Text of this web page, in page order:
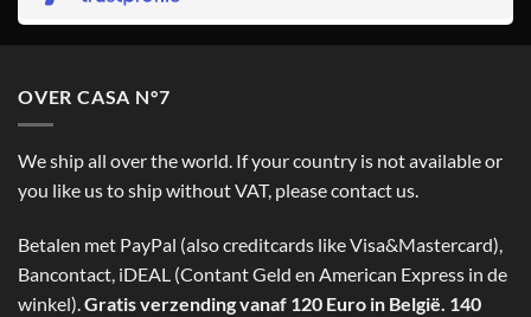
OVER CASA N°7
We ship all over the world. If your country is not available or
you like us to ship without VAT, please contact us.
Betalen met PayPal (also creditcards like Visa&Mastercard),
Bancontact, iDEAL (Contant Geld en American Express in de
winkel).Gratis verzending vanaf 120 Euro in België. 140